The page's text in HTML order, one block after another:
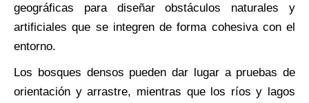
geográficas para diseñar obstáculos naturales y
artificiales que se integren de forma cohesiva con el
entorno.
Los bosques densos pueden dar lugar a pruebas de
orientación y arrastre, mientras que los ríos y lagos